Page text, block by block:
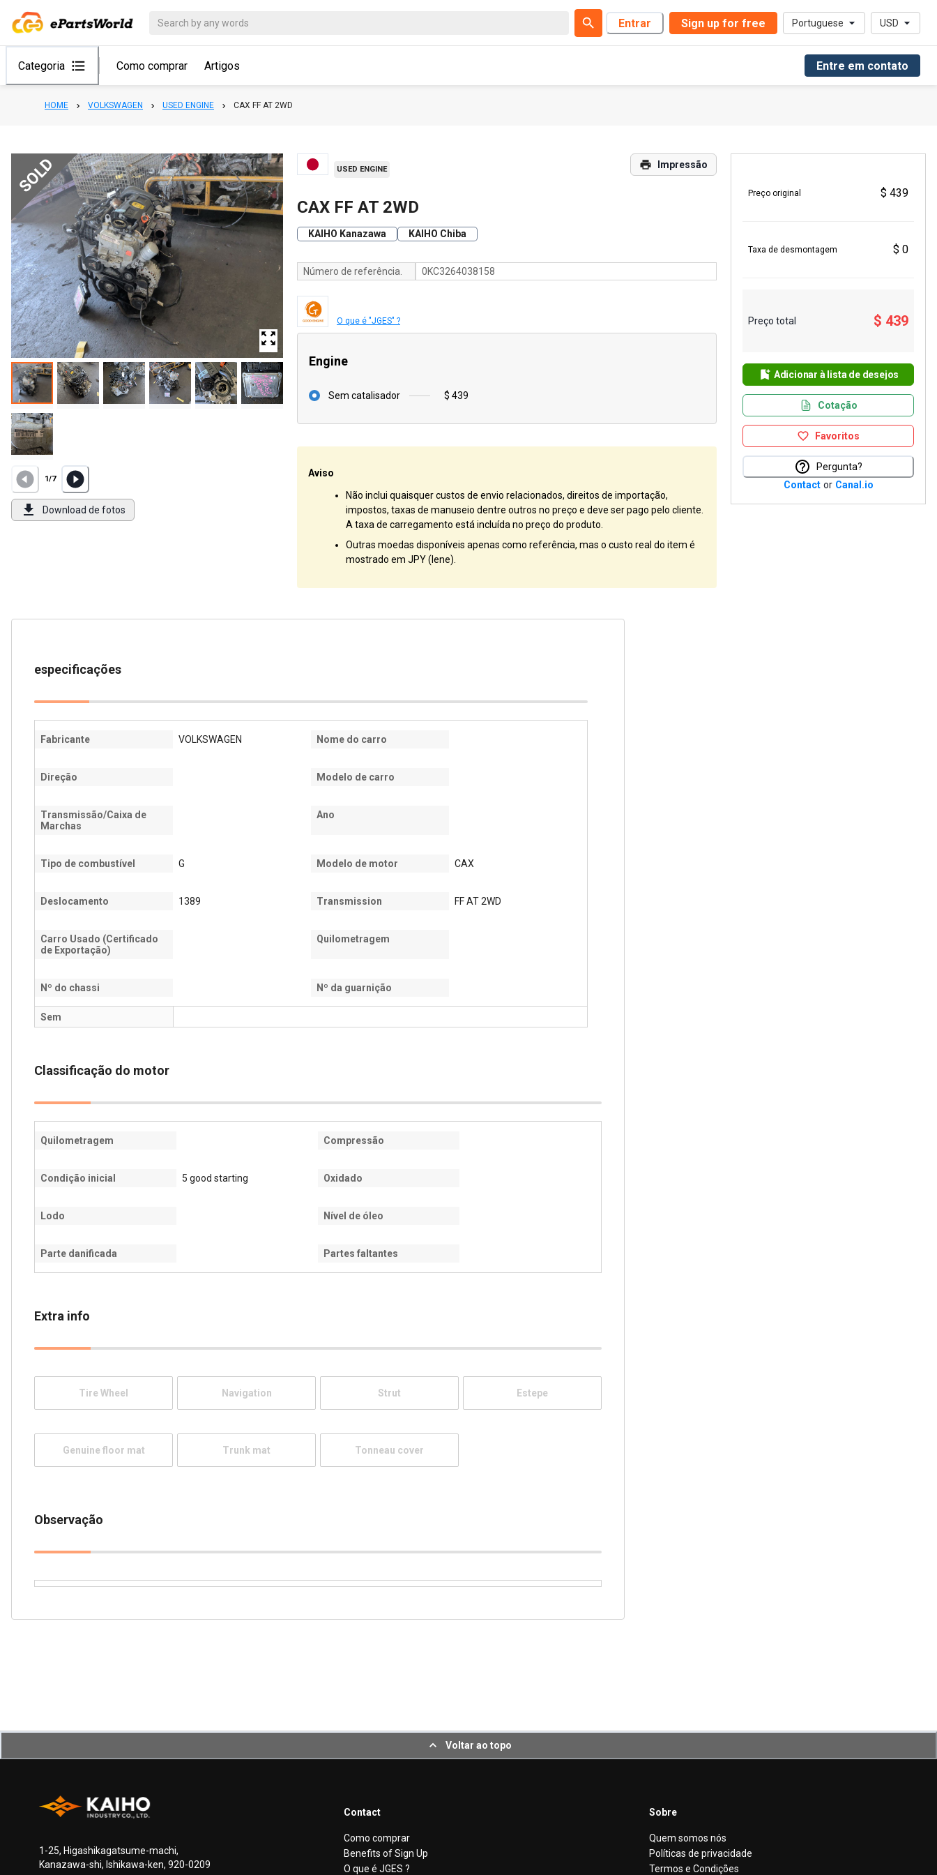
Entrar Sign up for free Portuguese USD
Categoria Como comprar Artigos Entre em contato
HOME VOLKSWAGEN USED ENGINE CAX FF AT 2WD
SOLD
1/7
Download de fotos
USED ENGINE Impressão
CAX FF AT 2WD
KAIHO Kanazawa KAIHO Chiba
Número de referência. 0KC3264038158
O que é "JGES" ?
Engine
Sem catalisador $ 439
Aviso
Não inclui quaisquer custos de envio relacionados, direitos de importação,
impostos, taxas de manuseio dentre outros no preço e deve ser pago pelo cliente.
A taxa de carregamento está incluída no preço do produto.
Outras moedas disponíveis apenas como referência, mas o custo real do item é
mostrado em JPY (Iene).
Preço original $ 439
Taxa de desmontagem $ 0
Preço total $ 439
Adicionar à lista de desejos
Cotação
Favoritos
Pergunta?
Contact or Canal.io
especificações
Fabricante VOLKSWAGEN Nome do carro
Direção Modelo de carro
Transmissão/Caixa de
Marchas
Ano
Tipo de combustível G Modelo de motor CAX
Deslocamento 1389 Transmission FF AT 2WD
Carro Usado (Certificado
de Exportação)
Quilometragem
Nº do chassi Nº da guarnição
Sem
Classificação do motor
Quilometragem Compressão
Condição inicial 5 good starting Oxidado
Lodo Nível de óleo
Parte danificada Partes faltantes
Extra info
Tire Wheel Navigation Strut Estepe
Genuine floor mat Trunk mat Tonneau cover
Observação
Voltar ao topo
1-25, Higashikagatsume-machi,
Kanazawa-shi, Ishikawa-ken, 920-0209
Contact
Como comprar
Benefits of Sign Up
O que é JGES ?
Sobre
Quem somos nós
Políticas de privacidade
Termos e Condições